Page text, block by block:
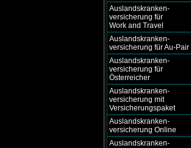
Auslandskranken-
versicherung für
Work and Travel
Auslandskranken-
versicherung für Au-Pair
Auslandskranken-
versicherung für
Österreicher
Auslandskranken-
versicherung mit
Versicherungspaket
Auslandskranken-
versicherung Online
Auslandskranken-